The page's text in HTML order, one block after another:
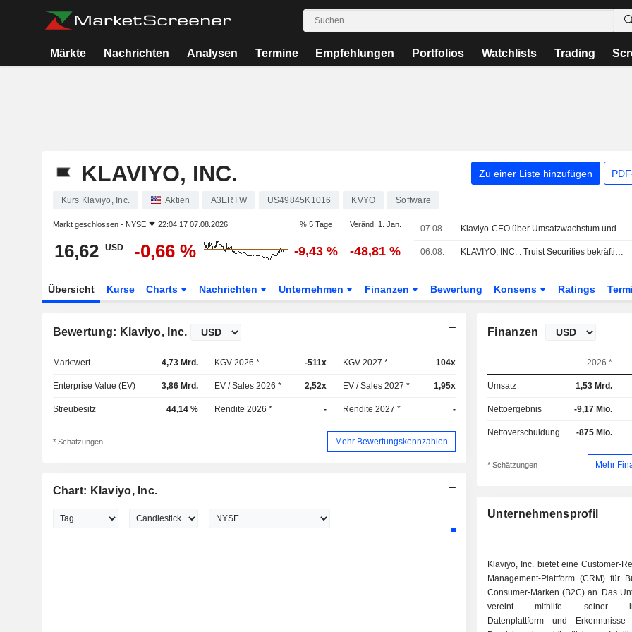
Märkte Nachrichten Analysen Termine Empfehlungen Portfolios Watchlists Trading
KLAVIYO, INC. Zu einer Liste hinzufügen
Kurs Klaviyo, Inc. Aktien A3ERTW US49845K1016 KVYO Software
Markt geschlossen - NYSE 22:04:17 07.08.2026 % 5 Tage Veränd. 1. Jan.
16,62 USD -0,66 % -9,43 % -48,81 %
07.08. Klaviyo-CEO über Umsatzwachstum und Ausblick für den E-Commerce
06.08. KLAVIYO, INC. : Truist Securities bekräftigt seine Kaufempfehlung
Übersicht Kurse Charts Nachrichten Unternehmen Finanzen Bewertung Konsens Ratings
Bewertung: Klaviyo, Inc.
Marktwert 4,73 Mrd. KGV 2026 * -511x KGV 2027 * 104x
Enterprise Value (EV) 3,86 Mrd. EV / Sales 2026 * 2,52x EV / Sales 2027 * 1,95x
Streubesitz 44,14 % Rendite 2026 * - Rendite 2027 * -
* Schätzungen Mehr Bewertungskennzahlen
Chart: Klaviyo, Inc.
Finanzen
2026 *
Umsatz 1,53 Mrd.
Nettoergebnis -9,17 Mio.
Nettoverschuldung -875 Mio.
* Schätzungen Mehr
Unternehmensprofil
Klaviyo, Inc. bietet eine Customer-
Management-Plattform (CRM) für
Consumer-Marken (B2C) an. Das
vereint mithilfe seiner
Datenplattform und